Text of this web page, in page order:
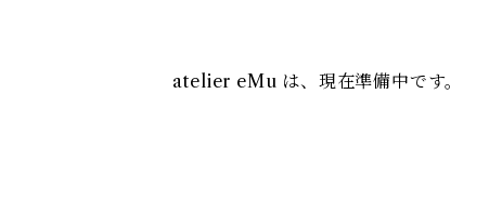
atelier eMu は、現在準備中です。